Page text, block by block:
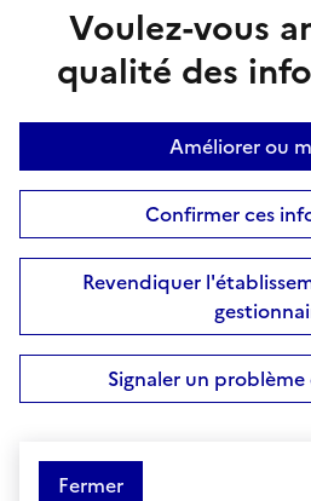
Voulez-vous
qualité des
Améliorer ou
Confirmer ces
Revendiquer
Signaler un
Fermer